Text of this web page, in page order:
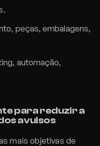
peças, embalagens,
automação,
para reduzir a
avulsos
mais objetivas de